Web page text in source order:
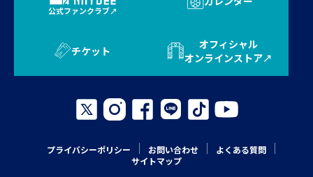
公式ファンクラブ
チケット
オフィシャル
オンラインストア
プライバシーポリシー お問い合わせ
よくある質問
サイトマップ